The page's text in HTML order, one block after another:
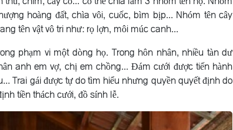
hoàng đất, chìa vôi, cuốc, bìm bịp... Nhóm tên cây
tên vật vô tri như: rọ lợn, môi múc canh...
phạm vi một dòng họ. Trong hôn nhân, nhiều tàn dư
anh em vợ, chị em chồng... Ðám cưới được tiến hành
Trai gái được tự do tìm hiểu nhưng quyền quyết định do
tiền thách cưới, đồ sính lễ.